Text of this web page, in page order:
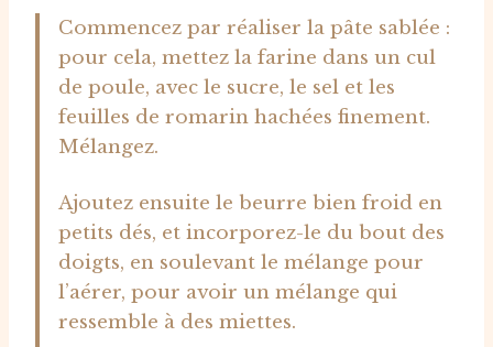
Commencez par réaliser la pâte sablée :
pour cela, mettez la farine dans un cul
de poule, avec le sucre, le sel et les
feuilles de romarin hachées finement.
Mélangez.
Ajoutez ensuite le beurre bien froid en
petits dés, et incorporez-le du bout des
doigts, en soulevant le mélange pour
l’aérer, pour avoir un mélange qui
ressemble à des miettes.